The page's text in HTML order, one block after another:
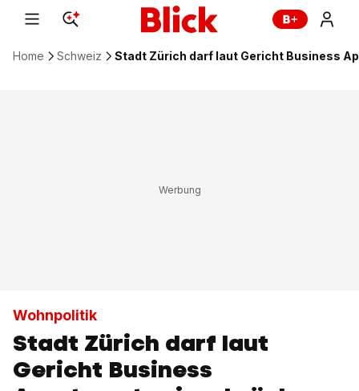
Home Schweiz Stadt Zürich darf laut Gericht Business
Wohnpolitik
Stadt Zürich darf laut
Gericht Business